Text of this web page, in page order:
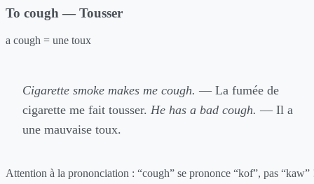
To cough — Tousser
a cough = une toux
Cigarette smoke makes me cough. — La fumée de
cigarette me fait tousser. He has a bad cough. — Il a
une mauvaise toux.
Attention à la prononciation : “cough” se prononce “kof”, pas “kaw”